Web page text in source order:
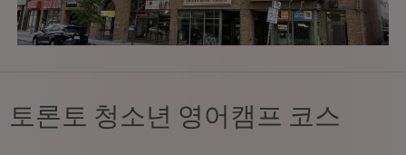
토론토 청소년 영어캠프 코스